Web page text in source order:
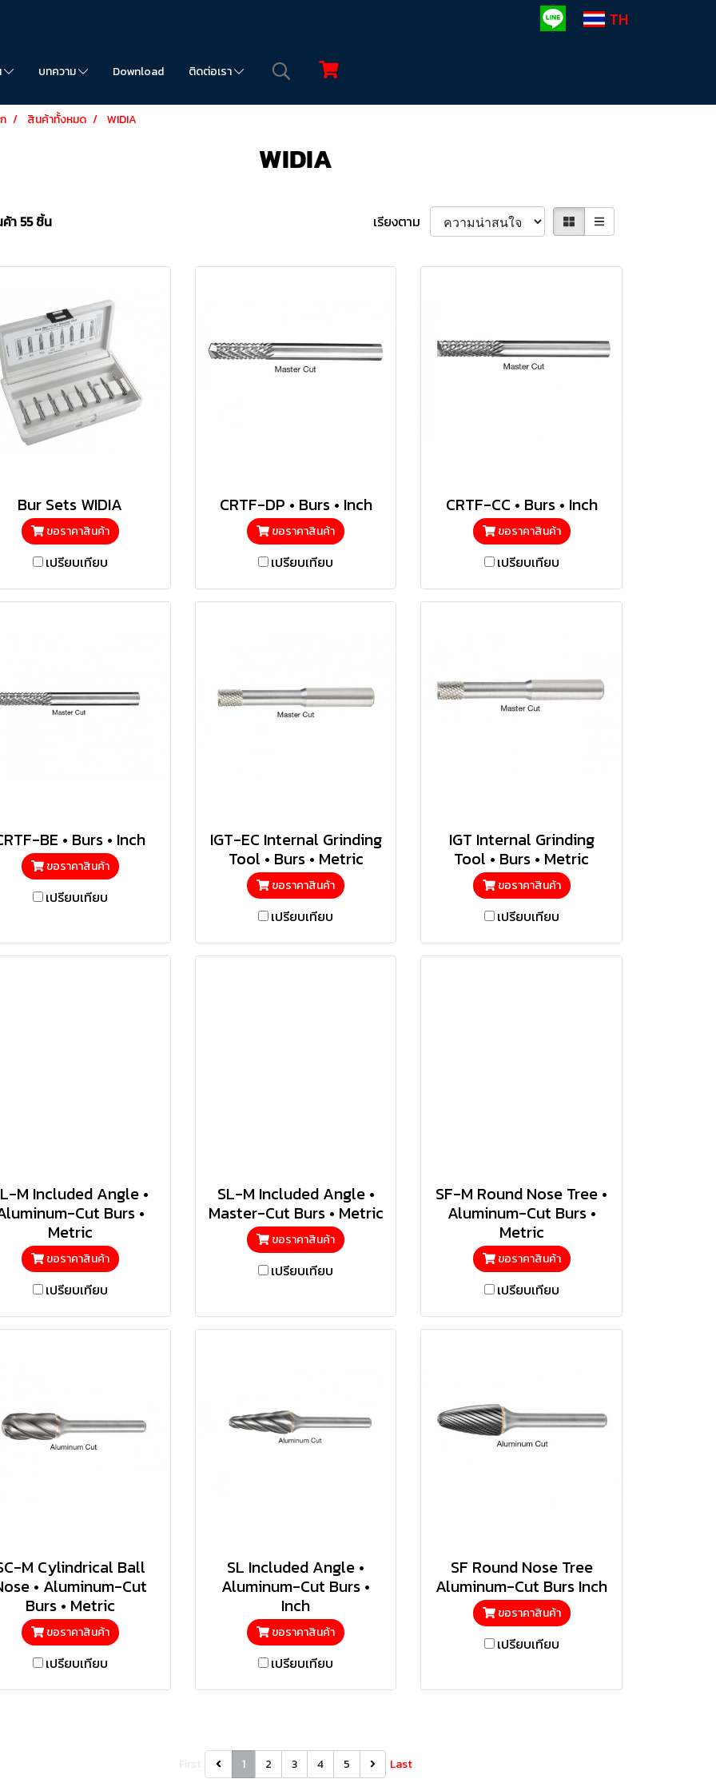
TH
บทความ Download ติดต่อเรา
สินค้าทั้งหมด WIDIA
WIDIA
า 55 ชิ้น เรียงตาม
Bur Sets WIDIA
ขอราคาสินค้า
เปรียบเทียบ
CRTF-DP • Burs • Inch
ขอราคาสินค้า
เปรียบเทียบ
CRTF-CC • Burs • Inch
ขอราคาสินค้า
เปรียบเทียบ
BE • Burs • Inch
ขอราคาสินค้า
เปรียบเทียบ
IGT-EC Internal Grinding
Tool • Burs • Metric
ขอราคาสินค้า
เปรียบเทียบ
IGT Internal Grinding
Tool • Burs • Metric
ขอราคาสินค้า
เปรียบเทียบ
M Included Angle •
Cut Burs •
Metric
ขอราคาสินค้า
เปรียบเทียบ
SL-M Included Angle •
Master-Cut Burs • Metric
ขอราคาสินค้า
เปรียบเทียบ
SF-M Round Nose Tree •
Aluminum-Cut Burs •
Metric
ขอราคาสินค้า
เปรียบเทียบ
M Cylindrical Ball
• Aluminum-Cut
Burs • Metric
ขอราคาสินค้า
เปรียบเทียบ
SL Included Angle •
Aluminum-Cut Burs •
Inch
ขอราคาสินค้า
เปรียบเทียบ
SF Round Nose Tree
Aluminum-Cut Burs Inch
ขอราคาสินค้า
เปรียบเทียบ
1 2 3 4 5 Last